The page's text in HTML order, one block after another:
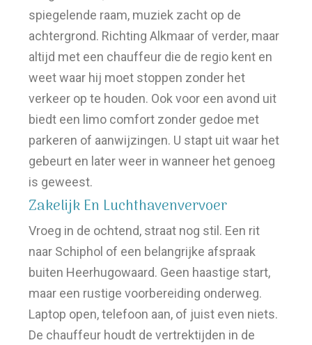
spiegelende raam, muziek zacht op de
achtergrond. Richting Alkmaar of verder, maar
altijd met een chauffeur die de regio kent en
weet waar hij moet stoppen zonder het
verkeer op te houden. Ook voor een avond uit
biedt een limo comfort zonder gedoe met
parkeren of aanwijzingen. U stapt uit waar het
gebeurt en later weer in wanneer het genoeg
is geweest.
Zakelijk En Luchthavenvervoer
Vroeg in de ochtend, straat nog stil. Een rit
naar Schiphol of een belangrijke afspraak
buiten Heerhugowaard. Geen haastige start,
maar een rustige voorbereiding onderweg.
Laptop open, telefoon aan, of juist even niets.
De chauffeur houdt de vertrektijden in de